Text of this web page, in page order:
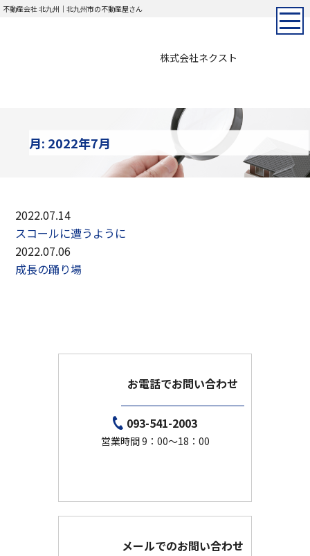
不動産会社 北九州｜北九州市の不動産屋さん
株式会社ネクスト
月: 2022年7月
2022.07.14
スコールに遭うように
2022.07.06
成長の踊り場
お電話でお問い合わせ
093-541-2003
営業時間 9：00～18：00
メールでのお問い合わせ